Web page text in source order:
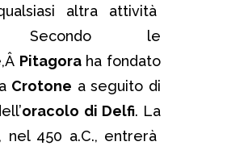
altra attività
Secondo le
Pitagoraha fondato
Crotone a seguito di
oracolo di Delfi. La
nel 450 a.C., entrerà